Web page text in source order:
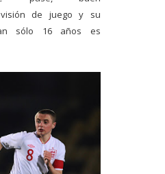
visión de juego y su
sólo 16 años es